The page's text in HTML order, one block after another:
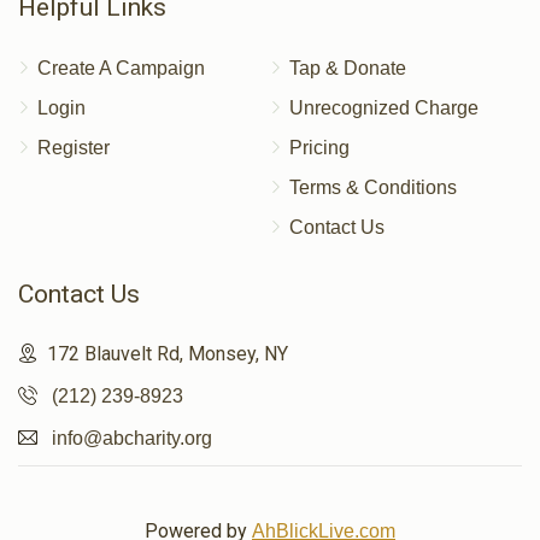
Helpful Links
Create A Campaign
Login
Register
Tap & Donate
Unrecognized Charge
Pricing
Terms & Conditions
Contact Us
Contact Us
172 Blauvelt Rd, Monsey, NY
(212) 239-8923
info@abcharity.org
Powered by AhBlickLive.com